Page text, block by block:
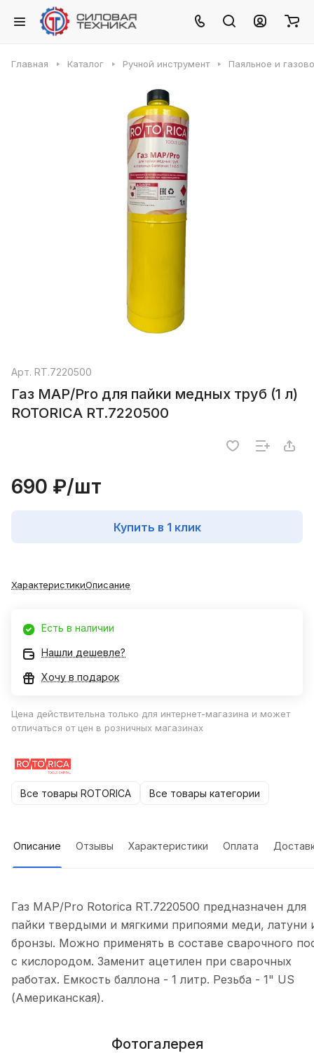
Главная Каталог Ручной инструмент Паяльное и
Арт. RT.7220500
Газ MAP/Pro для пайки медных труб (1 л)
ROTORICA RT.7220500
690 ₽/шт
Купить в 1 клик
ХарактеристикиОписание
Есть в наличии
Нашли дешевле?
Хочу в подарок
Цена действительна только для интернет-магазина и может
отличаться от цен в розничных магазинах
Все товары ROTORICA Все товары категории
Описание Отзывы Характеристики Оплата
Газ MAP/Pro Rotorica RT.7220500 предназначен для
пайки твердыми и мягкими припоями меди, латуни
бронзы. Можно применять в составе сварочного
с кислородом. Заменит ацетилен при сварочных
работах. Емкость баллона - 1 литр. Резьба - 1" US
(Американская).
Фотогалерея